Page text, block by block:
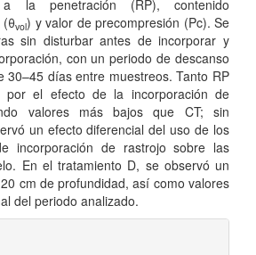
la penetración (RP), contenido
(θvol) y valor de precompresión (Pc). Se
sin disturbar antes de incorporar y
con un periodo de descanso
30–45 días entre muestreos. Tanto RP
por el efecto de la incorporación de
valores más bajos que CT; sin
un efecto diferencial del uso de los
incorporación de rastrojo sobre las
En el tratamiento D, se observó un
cm de profundidad, así como valores
del periodo analizado.